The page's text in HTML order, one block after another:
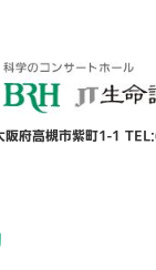
阪府高槻市紫町1-1